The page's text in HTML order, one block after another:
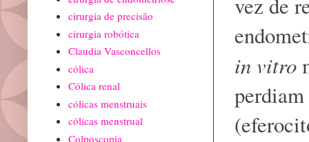
in vitro
cirurgia de precisão
cirurgia robótica
Claudia Vasconcellos
cólica
Cólica renal
cólicas menstruais
cólicas menstrual
Colposcopia